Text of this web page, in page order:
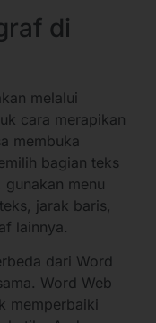
di
melalui
cara merapikan
membuka
bagian teks
menu
jarak baris,
lainnya.
dari Word
Word Web
memperbaiki